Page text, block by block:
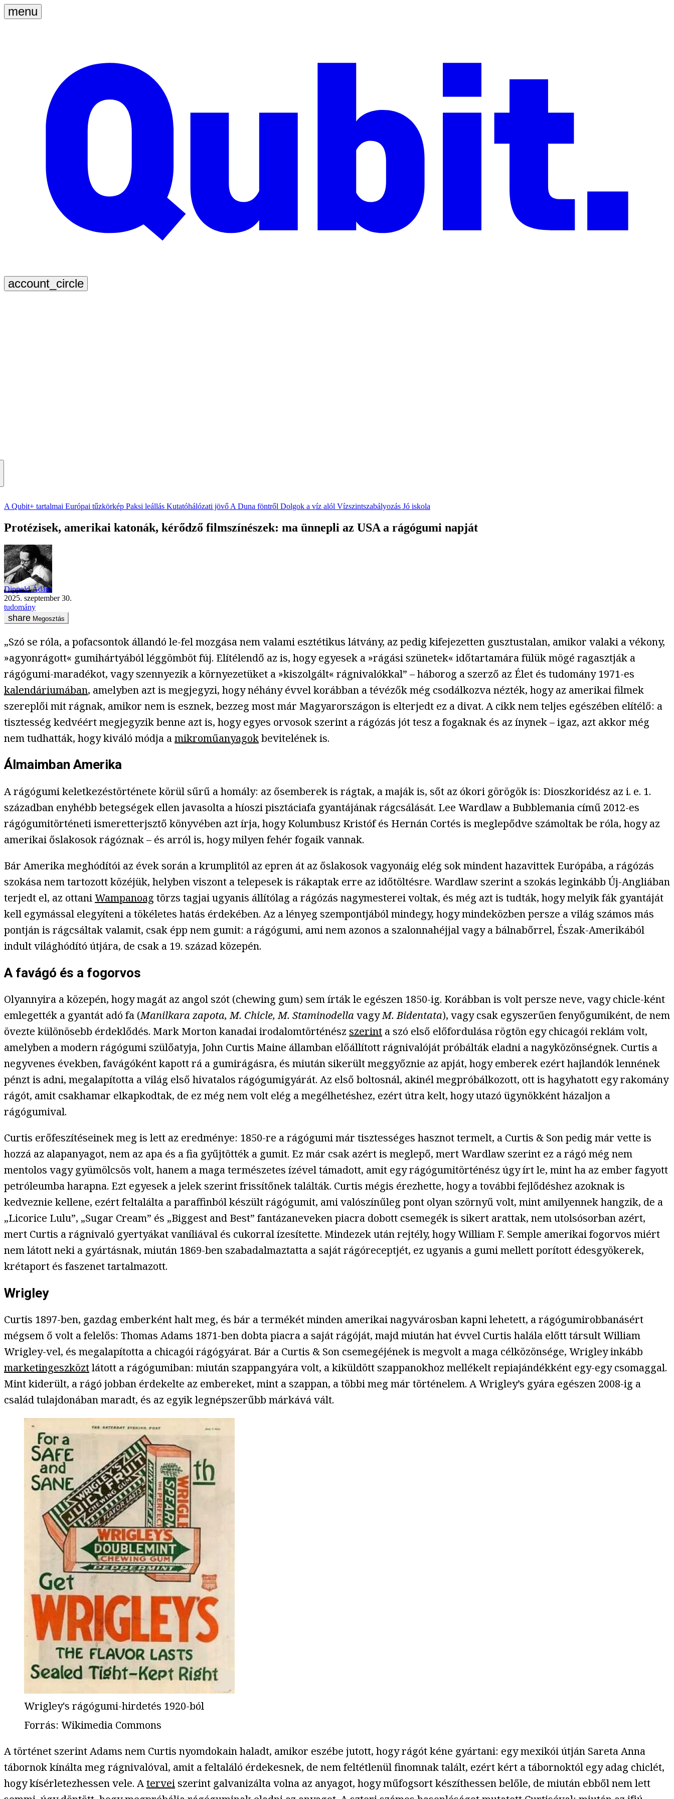
A Qubit+ tartalmai Európai tűzkörkép Paksi leállás Kutatóhálózati jövő A Duna föntről Dolgok a víz alól Vízszintszabályozás Jó iskola
Protézisek, amerikai katonák, kérődző filmszínészek: ma ünnepli az USA a rágógumi napját
Dippold Ádám
2025. szeptember 30.
tudomány
Megosztás
„Szó se róla, a pofacsontok állandó le-fel mozgása nem valami esztétikus látvány, az pedig kifejezetten gusztustalan, amikor valaki a vékony,
»agyonrágott« gumihártyából léggömböt fúj. Elítélendő az is, hogy egyesek a »rágási szünetek« időtartamára fülük mögé ragasztják a
rágógumi-maradékot, vagy szennyezik a környezetüket a »kiszolgált« rágnivalókkal” – háborog a szerző az Élet és tudomány 1971-es
kalendáriumában, amelyben azt is megjegyzi, hogy néhány évvel korábban a tévézők még csodálkozva nézték, hogy az amerikai filmek
szereplői mit rágnak, amikor nem is esznek, bezzeg most már Magyarországon is elterjedt ez a divat. A cikk nem teljes egészében elítélő: a
tisztesség kedvéért megjegyzik benne azt is, hogy egyes orvosok szerint a rágózás jót tesz a fogaknak és az ínynek – igaz, azt akkor még
nem tudhatták, hogy kiváló módja amikroműanyagokbevitelének is.
Álmaimban Amerika
A rágógumi keletkezéstörténete körül sűrű a homály: az ősemberek is rágtak, a maják is, sőt az ókori görögök is: Dioszkoridész az i. e. 1.
században enyhébb betegségek ellen javasolta a híoszi pisztáciafa gyantájának rágcsálását. Lee Wardlaw a Bubblemania című 2012-es
rágógumitörténeti ismeretterjsztő könyvében azt írja, hogy Kolumbusz Kristóf és Hernán Cortés is meglepődve számoltak be róla, hogy az
amerikai őslakosok rágóznak – és arról is, hogy milyen fehér fogaik vannak.
Bár Amerika meghódítói az évek során a krumplitól az epren át az őslakosok vagyonáig elég sok mindent hazavittek Európába, a rágózás
szokása nem tartozott közéjük, helyben viszont a telepesek is rákaptak erre az időtöltésre. Wardlaw szerint a szokás leginkább Új-Angliában
terjedt el, az ottaniWampanoag törzs tagjai ugyanis állítólag a rágózás nagymesterei voltak, és még azt is tudták, hogy melyik fák gyantáját
kell egymással elegyíteni a tökéletes hatás érdekében. Az a lényeg szempontjából mindegy, hogy mindeközben persze a világ számos más
pontján is rágcsáltak valamit, csak épp nem gumit: a rágógumi, ami nem azonos a szalonnahéjjal vagy a bálnabőrrel, Észak-Amerikából
indult világhódító útjára, de csak a 19. század közepén.
A favágó és a fogorvos
Olyannyira a közepén, hogy magát az angol szót (chewing gum) sem írták le egészen 1850-ig. Korábban is volt persze neve, vagy chicle-ként
emlegették a gyantát adó fa (Manilkara zapota, M. Chicle, M. StaminodellavagyM. Bidentata), vagy csak egyszerűen fenyőgumiként, de nem
övezte különösebb érdeklődés. Mark Morton kanadai irodalomtörténész szerint a szó első előfordulása rögtön egy chicagói reklám volt,
amelyben a modern rágógumi szülőatyja, John Curtis Maine államban előállított rágnivalóját próbálták eladni a nagyközönségnek. Curtis a
negyvenes években, favágóként kapott rá a gumirágásra, és miután sikerült meggyőznie az apját, hogy emberek ezért hajlandók lennének
pénzt is adni, megalapította a világ első hivatalos rágógumigyárát. Az első boltosnál, akinél megpróbálkozott, ott is hagyhatott egy rakomány
rágót, amit csakhamar elkapkodtak, de ez még nem volt elég a megélhetéshez, ezért útra kelt, hogy utazó ügynökként házaljon a
rágógumival.
Curtis erőfeszítéseinek meg is lett az eredménye: 1850-re a rágógumi már tisztességes hasznot termelt, a Curtis & Son pedig már vette is
hozzá az alapanyagot, nem az apa és a fia gyűjtötték a gumit. Ez már csak azért is meglepő, mert Wardlaw szerint ez a rágó még nem
mentolos vagy gyümölcsös volt, hanem a maga természetes ízével támadott, amit egy rágógumitörténész úgy írt le, mint ha az ember fagyott
petróleumba harapna. Ezt egyesek a jelek szerint frissítőnek találták. Curtis mégis érezhette, hogy a további fejlődéshez azoknak is
kedveznie kellene, ezért feltalálta a paraffinból készült rágógumit, ami valószínűleg pont olyan szörnyű volt, mint amilyennek hangzik, de a
„Licorice Lulu”, „Sugar Cream” és „Biggest and Best” fantázaneveken piacra dobott csemegék is sikert arattak, nem utolsósorban azért,
mert Curtis a rágnivaló gyertyákat vaníliával és cukorral ízesítette. Mindezek után rejtély, hogy William F. Semple amerikai fogorvos miért
nem látott neki a gyártásnak, miután 1869-ben szabadalmaztatta a saját rágóreceptjét, ez ugyanis a gumi mellett porított édesgyökerek,
krétaport és faszenet tartalmazott.
Wrigley
Curtis 1897-ben, gazdag emberként halt meg, és bár a termékét minden amerikai nagyvárosban kapni lehetett, a rágógumirobbanásért
mégsem ő volt a felelős: Thomas Adams 1871-ben dobta piacra a saját rágóját, majd miután hat évvel Curtis halála előtt társult William
Wrigley-vel, és megalapította a chicagói rágógyárat. Bár a Curtis & Son csemegéjének is megvolt a maga célközönsége, Wrigley inkább
marketingeszköztlátott a rágógumiban: miután szappangyára volt, a kiküldött szappanokhoz mellékelt repiajándékként egy-egy csomaggal.
Mint kiderült, a rágó jobban érdekelte az embereket, mint a szappan, a többi meg már történelem. A Wrigley’s gyára egészen 2008-ig a
család tulajdonában maradt, és az egyik legnépszerűbb márkává vált.
Wrigley's rágógumi-hirdetés 1920-ból
Forrás: Wikimedia Commons
A történet szerint Adams nem Curtis nyomdokain haladt, amikor eszébe jutott, hogy rágót kéne gyártani: egy mexikói útján Sareta Anna
tábornok kínálta meg rágnivalóval, amit a feltaláló érdekesnek, de nem feltétlenül finomnak talált, ezért kért a tábornoktól egy adag chiclét,
hogy kísérletezhessen vele. Aterveiszerint galvanizálta volna az anyagot, hogy műfogsort készíthessen belőle, de miután ebből nem lett